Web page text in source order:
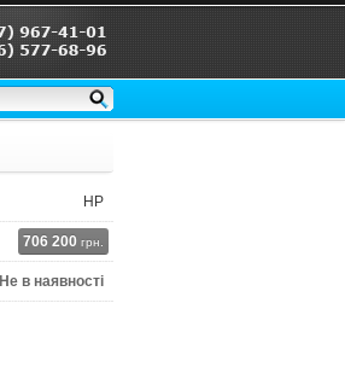
HP
706 200 грн.
Не в наявності